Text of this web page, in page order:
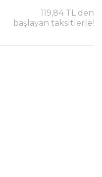
119,84 TL den
başlayan taksitlerle!